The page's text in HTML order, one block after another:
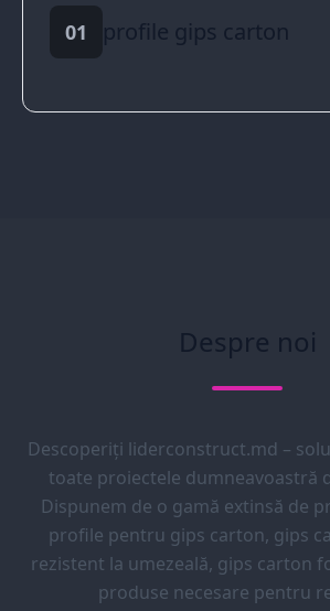
01 profile gips carton
Despre noi
Descoperiți liderconstruct.md –
toate proiectele dumneavoastră
Dispunem de o gamă extinsă de
profile pentru gips carton, gips
rezistent la umezeală, gips carton
produse necesare pentru